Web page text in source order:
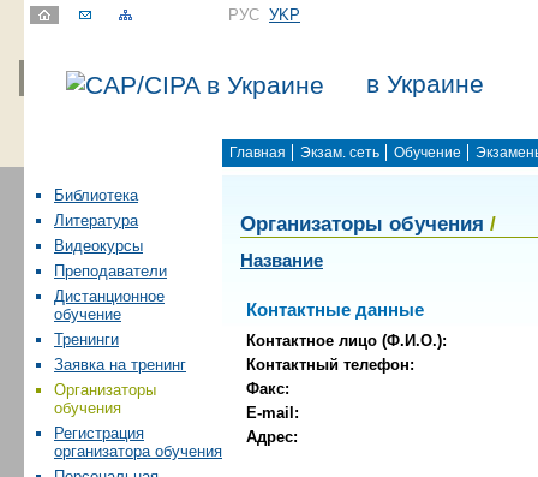
РУС УKР
в Украине
Главная Экзам. сеть Обучение
Библиотека
Литература
Видеокурсы
Преподаватели
Дистанционное
обучение
Тренинги
Заявка на тренинг
Организаторы
обучения
Регистрация
организатора обучения
Организаторы обучения /
Название
Контактные данные
Контактное лицо (Ф.И.О.):
Контактный телефон:
Факс:
E-mail:
Адрес: